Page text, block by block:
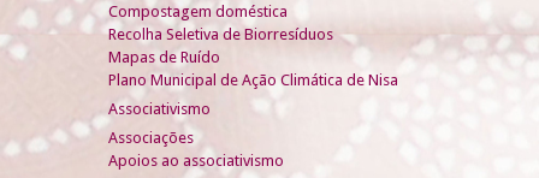
Compostagem doméstica
Recolha Seletiva de Biorresíduos
Mapas de Ruído
Plano Municipal de Ação Climática de Nisa
Associativismo
Associações
Apoios ao associativismo